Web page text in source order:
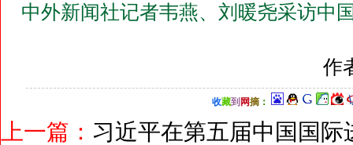
中外新闻社记者韦燕、刘暖尧采访中
作
收藏到 网摘：
上一篇： 习近平在第五届中国国